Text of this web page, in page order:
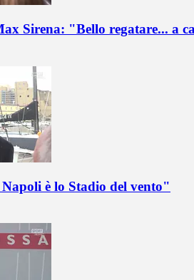
Sirena: "Bello regatare... a
è lo Stadio del vento"